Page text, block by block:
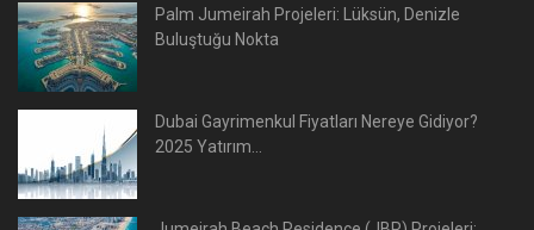
Palm Jumeirah Projeleri: Lüksün, Denizle
Buluştuğu Nokta
Dubai Gayrimenkul Fiyatları Nereye Gidiyor?
2025 Yatırım...